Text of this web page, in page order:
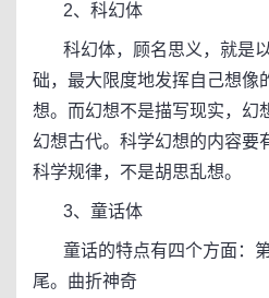
2、科幻体
科幻体，顾名思义，就是
础，最大限度地发挥自己想像
想。而幻想不是描写现实，幻
幻想古代。科学幻想的内容要
科学规律，不是胡思乱想。
3、童话体
童话的特点有四个方面：
尾。曲折神奇